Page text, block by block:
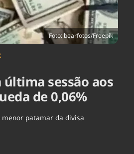
Foto: bearfotos/Freepik
última sessão aos
de 0,06%
patamar da divisa